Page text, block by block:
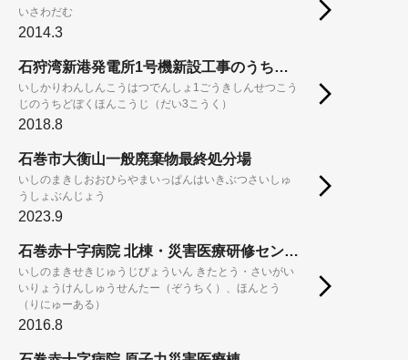
いさわだむ
2014.3
石狩湾新港発電所1号機新設工事のうち土木本工事（第3工区）
いしかりわんしんこうはつでんしょ1ごうきしんせつこう
じのうちどぼくほんこうじ（だい3こうく）
2018.8
石巻市大衡山一般廃棄物最終処分場
いしのまきしおおひらやまいっぱんはいきぶつさいしゅ
うしょぶんじょう
2023.9
石巻赤十字病院 北棟・災害医療研修センター（増築）、本棟（リニューアル）
いしのまきせきじゅうじびょういん きたとう・さいがい
いりょうけんしゅうせんたー（ぞうちく）、ほんとう
（りにゅーある）
2016.8